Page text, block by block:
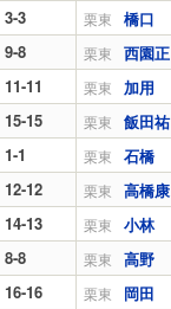
3-3 栗東 橋口
9-8 栗東 西園正
11-11 栗東 加用
15-15 栗東 飯田祐
1-1 栗東 石橋
12-12 栗東 高橋康
14-13 栗東 小林
8-8 栗東 高野
16-16 栗東 岡田